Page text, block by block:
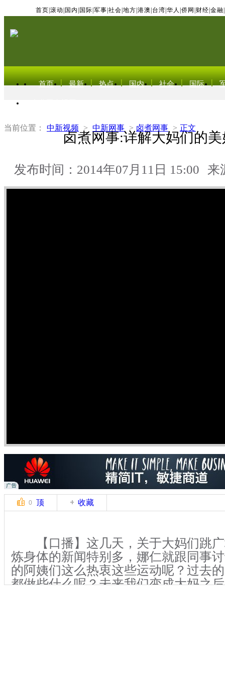
首页 滚动 国内 国际 军事 社会 地方 港澳 台湾 华人 侨网 财经 金融
首页 最新 热点 国内 社会 国际
当前位置： 中新视频 > 中新网事 > 卤煮网事 > 正文
卤煮网事:详解大妈们的
发布时间：2014年07月11日 15:00 来
0 顶 收藏
【口播】这几天，关于大妈们跳广
炼身体的新闻特别多，娜仁就跟同事
的阿姨们这么热衷这些运动呢？过去
都做些什么呢？未来我们变成大妈之